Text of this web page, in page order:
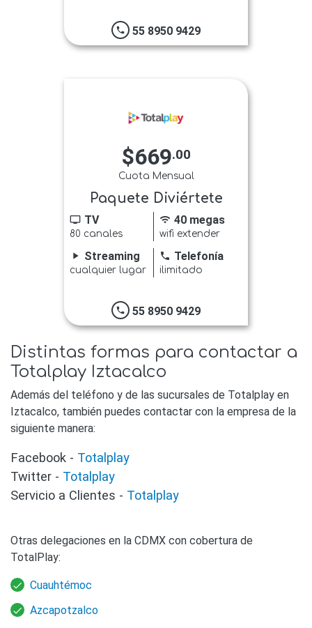
phone 55 8950 9429
$669.00
Cuota Mensual
Paquete Diviértete
tv TV
80 canales
wifi 40 megas
wifi extender
play_arrow Streaming
cualquier lugar
phone Telefonía
ilimitado
phone 55 8950 9429
Distintas formas para contactar a
Totalplay Iztacalco
Además del teléfono y de las sucursales de Totalplay en
Iztacalco, también puedes contactar con la empresa de la
siguiente manera:
Facebook - Totalplay
Twitter - Totalplay
Servicio a Clientes - Totalplay
Otras delegaciones en la CDMX con cobertura de
TotalPlay:
Cuauhtémoc
Azcapotzalco